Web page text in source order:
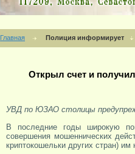
Главная Полиция информирует
Открыл счет и
УВД по ЮЗАО столицы
В последние годы широкую
совершения мошеннических
криптокошельки других стран)